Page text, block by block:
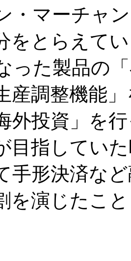
・マーチャ
をとらえて
った製品の
産調整機能
外投資」を
目指してい
手形決済な
を演じたこ